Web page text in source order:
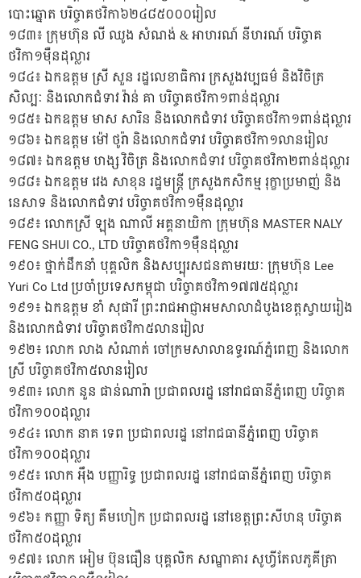
បោះឆ្នោត បរិច្ចាគថវិកា៦២៤៨៥០០០រៀល
១៨៣៖ ក្រុមហ៊ុន លី ឈូង សំណង់ & អាហរណ៍ នីហរណ៍ បរិច្ចាគ
ថវិកា១ម៉ឺនដុល្លារ
១៨៤៖ ឯកឧត្តម ស្រី សួន រដ្ឋលេខាធិការ ក្រសួងវប្បធម៌ និងវិចិត្រ
សិល្បៈ និងលោកជំទាវ វ៉ាន់ គា បរិច្ចាគថវិកា១ពាន់ដុល្លារ
១៨៥៖ ឯកឧត្តម មាស សារិន និងលោកជំទាវ បរិច្ចាគថវិកា១ពាន់ដុល្លារ
១៨៦៖ ឯកឧត្តម ម៉ៅ ថូរ៉ា និងលោកជំទាវ បរិច្ចាគថវិកា១លានរៀល
១៨៧៖ ឯកឧត្តម ហង្ស វិចិត្រ និងលោកជំទាវ បរិច្ចាគថវិកា២ពាន់ដុល្លារ
១៨៨៖ ឯកឧត្តម វេង សាខុន រដ្ឋមន្ត្រី ក្រសួងកសិកម្ម រុក្ខាប្រមាញ់ និង
នេសាទ និងលោកជំទាវ បរិច្ចាគថវិកា១ម៉ឺនដុល្លារ
១៨៩៖ លោកស្រី ឡុង ណាលី អគ្គនាយិកា ក្រុមហ៊ុន MASTER NALY
FENG SHUI CO., LTD បរិច្ចាគថវិកា១ម៉ឺនដុល្លារ
១៩០៖ ថ្នាក់ដឹកនាំ បុគ្គលិក និងសប្បុរសជនតាមរយៈ ក្រុមហ៊ុន Lee
Yuri Co Ltd ប្រចាំប្រទេសកម្ពុជា បរិច្ចាគថវិកា១៧៧៥ដុល្លារ
១៩១៖ ឯកឧត្តម ខាំ សុផារី ព្រះរាជអាជ្ញាអមសាលាដំបូងខេត្តស្វាយរៀង
និងលោកជំទាវ បរិច្ចាគថវិកា៥លានរៀល
១៩២៖ លោក លាង សំណាត់ ចៅក្រមសាលាឧទ្ធរណ៍ភ្នំពេញ និងលោក
ស្រី បរិច្ចាគថវិកា៥លានរៀល
១៩៣៖ លោក នួន ផាន់ណារ៉ា ប្រជាពលរដ្ឋ នៅរាជធានីភ្នំពេញ បរិច្ចាគ
ថវិកា១០០ដុល្លារ
១៩៤៖ លោក នាគ ទេព ប្រជាពលរដ្ឋ នៅរាជធានីភ្នំពេញ បរិច្ចាគ
ថវិកា១០០ដុល្លារ
១៩៥៖ លោក អ៉ឹង បញ្ញារិទ្ធ ប្រជាពលរដ្ឋ នៅរាជធានីភ្នំពេញ បរិច្ចាគ
ថវិកា៥០ដុល្លារ
១៩៦៖ កញ្ញា ទិត្យ គឹមហៀក ប្រជាពលរដ្ឋ នៅខេត្តព្រះសីហនុ បរិច្ចាគ
ថវិកា៥០ដុល្លារ
១៩៧៖ លោក អៀម ប៊ុនធឿន បុគ្គលិក សណ្ឋាគារ សូហ្វីតែលភូគីត្រា